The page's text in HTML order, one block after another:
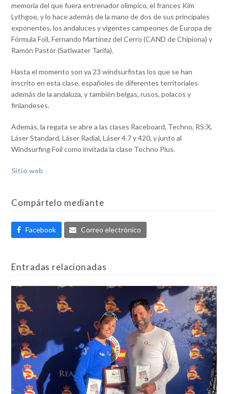
memoria del que fuera entrenador olímpico, el frances Kim
Lythgoe, y lo hace además de la mano de dos de sus principales
exponentes, los andaluces y vigentes campeones de Europa de
Fórmula Foil, Fernando Martínez del Cerro (CAND de Chipiona) y
Ramón Pastór (Satlwater Tarifa).
Hasta el momento son ya 23 windsurfistas los que se han
inscrito en esta clase, españoles de diferentes territoriales
además de la andaluza, y también belgas, rusos, polacos y
finlandeses.
Además, la regata se abre a las clases Raceboard, Techno, RS:X,
Láser Standard, Láser Radial, Láser 4.7 y 420, y junto al
Windsurfing Foil como invitada la clase Techno Plus.
Sitio web
Compártelo mediante
Facebook Correo electrónico
Entradas relacionadas